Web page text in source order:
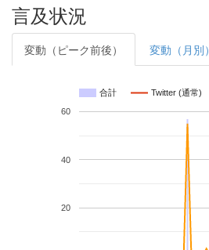
言及状況
変動（ピーク前後） 変動（月別）
合計 Twitter (通常)
20
40
60